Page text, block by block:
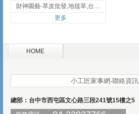
財神園藝-草皮批發,地毯草,台北草,彰化地毯草,彰化台北草
更多
HOME
小工匠家事網-聯絡資訊
總部：台中市西屯區文心路三段241號15樓之5